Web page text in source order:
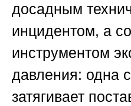
досадным
инцидентом, а
инструментом
давления: одна
затягивает